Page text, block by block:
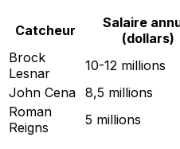
Catcheur
Salaire
(dollars)
Brock
Lesnar
10-12 millions
John Cena 8,5 millions
Roman
Reigns
5 millions